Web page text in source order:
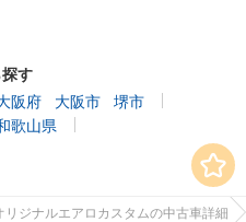
す
阪府 大阪市 堺市
歌山県
ジナルエアロカスタムの中古車詳細